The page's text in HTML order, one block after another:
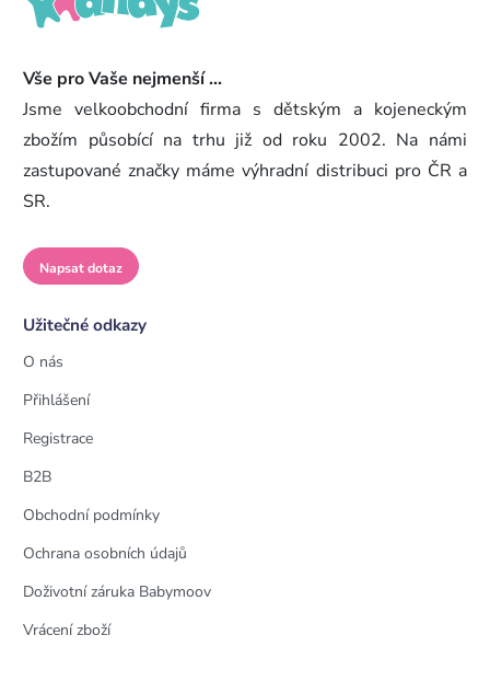
Vše pro Vaše nejmenší ...
Jsme velkoobchodní firma s dětským a kojeneckým
zbožím působící na trhu již od roku 2002. Na námi
zastupované značky máme výhradní distribuci pro ČR a
SR.
Napsat dotaz
Užitečné odkazy
O nás
Přihlášení
Registrace
B2B
Obchodní podmínky
Ochrana osobních údajů
Doživotní záruka Babymoov
Vrácení zboží